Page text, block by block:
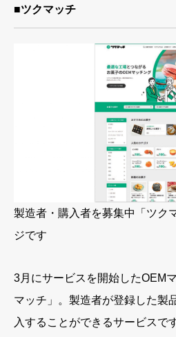
■ツクマッチ
製造者・購入者を募集中「ツク
ジです
3月にサービスを開始したOEM
マッチ」。製造者が登録した製
入することができるサービスです